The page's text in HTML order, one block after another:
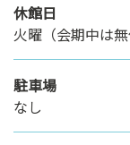
休館日
火曜（会期中は無
駐車場
なし